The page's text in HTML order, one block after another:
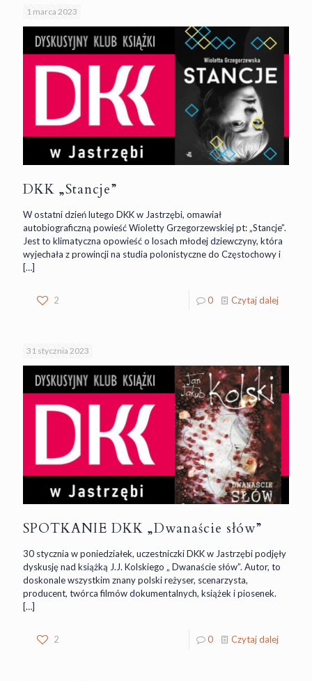
1 marca 2023
DKK „Stancje”
W ostatni dzień lutego DKK w Jastrzębi, omawiał
autobiograficzną powieść Wioletty Grzegorzewskiej pt: „Stancje”.
Jest to klimatyczna opowieść o losach młodej dziewczyny, która
wyjechała z prowincji na studia polonistyczne do Częstochowy i
[…]
2 0 Czytaj dalej
31 stycznia 2023
SPOTKANIE DKK „Dwanaście słów”
30 stycznia w poniedziałek, uczestniczki DKK w Jastrzębi podjęły
dyskusję nad książką J.J. Kolskiego „ Dwanaście słów”. Autor, to
doskonale wszystkim znany polski reżyser, scenarzysta,
producent, twórca filmów dokumentalnych, książek i piosenek.
[…]
2 0 Czytaj dalej